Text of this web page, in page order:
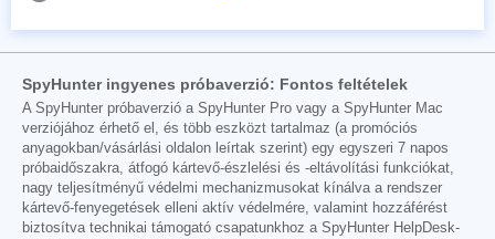
SpyHunter ingyenes próbaverzió: Fontos feltételek
A SpyHunter próbaverzió a SpyHunter Pro vagy a SpyHunter Mac
verziójához érhető el, és több eszközt tartalmaz (a promóciós
anyagokban/vásárlási oldalon leírtak szerint) egy egyszeri 7 napos
próbaidőszakra, átfogó kártevő-észlelési és -eltávolítási funkciókat,
nagy teljesítményű védelmi mechanizmusokat kínálva a rendszer
kártevő-fenyegetések elleni aktív védelmére, valamint hozzáférést
biztosítva technikai támogató csapatunkhoz a SpyHunter HelpDesk-